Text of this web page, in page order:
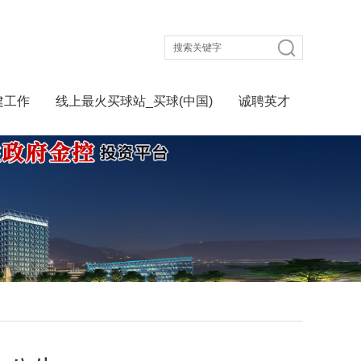
工作 线上最火买球站_买球(中国) 诚聘英才